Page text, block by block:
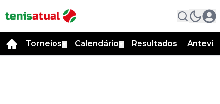
Torneios Calendário Resultados